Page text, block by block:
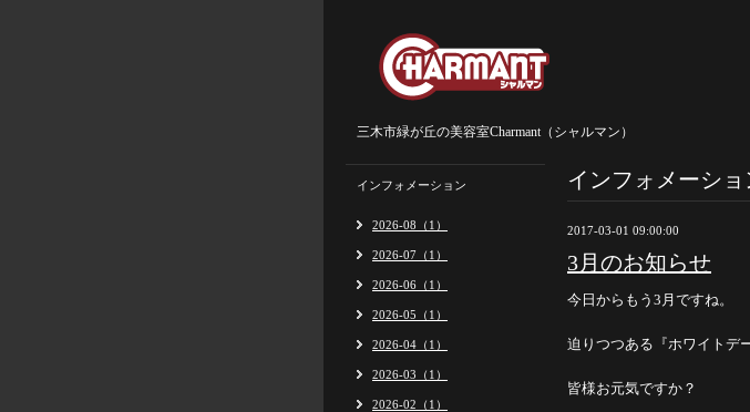
三木市緑が丘の美容室Charmant（シャルマン）
インフォメーショ
2017-03-01 09:00:00
3月のお知らせ
今日からもう3月ですね。
迫りつつある『ホワイトデ
皆様お元気ですか？
インフォメーション
2026-08（1）
2026-07（1）
2026-06（1）
2026-05（1）
2026-04（1）
2026-03（1）
2026-02（1）